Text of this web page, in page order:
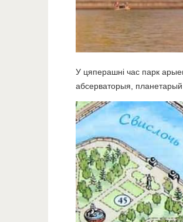
У цяперашні час парк
абсерваторыя, планетарый